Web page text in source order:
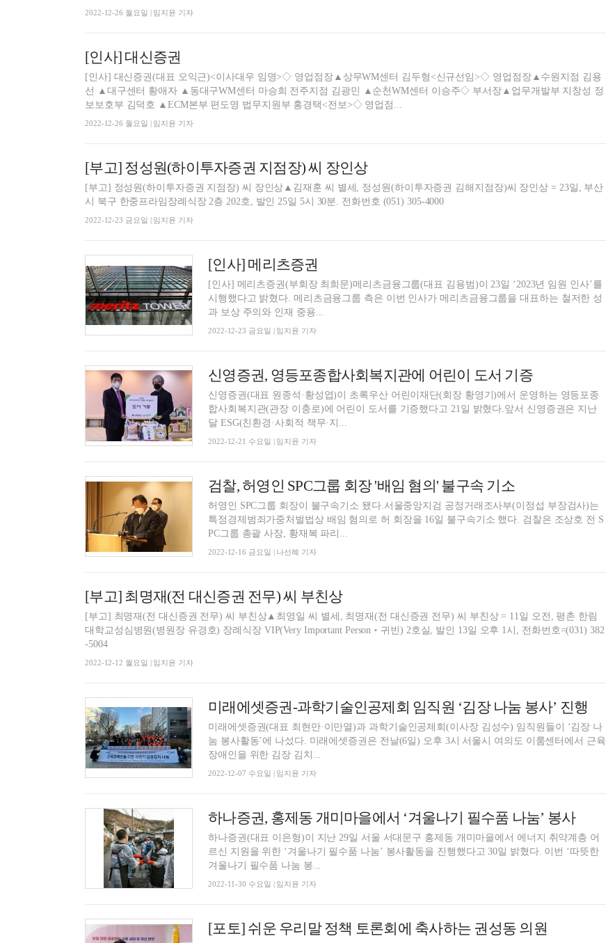
2022-12-26 월요일 | 임지윤 기자
[인사] 대신증권
[인사] 대신증권(대표 오익근)<이사대우 임명>◇ 영업점장▲상무WM센터 김두형<신규선임>◇ 영업점장▲수원지점 김용
선 ▲대구센터 황애자 ▲동대구WM센터 마승희 전주지점 김광민 ▲순천WM센터 이승주◇ 부서장▲업무개발부 지창성 정
보보호부 김덕호 ▲ECM본부 편도영 법무지원부 홍경택<전보>◇ 영업점...
2022-12-26 월요일 | 임지윤 기자
[부고] 정성원(하이투자증권 지점장) 씨 장인상
[부고] 정성원(하이투자증권 지점장) 씨 장인상▲김재훈 씨 별세, 정성원(하이투자증권 김해지점장)씨 장인상 = 23일, 부산
시 북구 한중프라임장례식장 2층 202호, 발인 25일 5시 30분. 전화번호 (051) 305-4000
2022-12-23 금요일 | 임지윤 기자
[인사] 메리츠증권
[인사] 메리츠증권(부회장 최희문)메리츠금융그룹(대표 김용범)이 23일 ‘2023년 임원 인사’를
시행했다고 밝혔다. 메리츠금융그룹 측은 이번 인사가 메리츠금융그룹을 대표하는 철저한 성
과 보상 주의와 인재 중용...
2022-12-23 금요일 | 임지윤 기자
신영증권, 영등포종합사회복지관에 어린이 도서 기증
신영증권(대표 원종석·황성엽)이 초록우산 어린이재단(회장 황영기)에서 운영하는 영등포종
합사회복지관(관장 이충로)에 어린이 도서를 기증했다고 21일 밝혔다.앞서 신영증권은 지난
달 ESG(친환경·사회적 책무·지...
2022-12-21 수요일 | 임지윤 기자
검찰, 허영인 SPC그룹 회장 '배임 혐의' 불구속 기소
허영인 SPC그룹 회장이 불구속기소 됐다.서울중앙지검 공정거래조사부(이정섭 부장검사)는
특정경제범죄가중처벌법상 배임 혐의로 허 회장을 16일 불구속기소 했다. 검찰은 조상호 전 S
PC그룹 총괄 사장, 황재복 파리...
2022-12-16 금요일 | 나선혜 기자
[부고] 최명재(전 대신증권 전무) 씨 부친상
[부고] 최명재(전 대신증권 전무) 씨 부친상▲최영일 씨 별세, 최명재(전 대신증권 전무) 씨 부친상 = 11일 오전, 평촌 한림
대학교성심병원(병원장 유경호) 장례식장 VIP(Very Important Person‧귀빈) 2호실, 발인 13일 오후 1시, 전화번호=(031) 382
-5004
2022-12-12 월요일 | 임지윤 기자
미래에셋증권-과학기술인공제회 임직원 ‘김장 나눔 봉사’ 진행
미래에셋증권(대표 최현만·이만열)과 과학기술인공제회(이사장 김성수) 임직원들이 ‘김장 나
눔 봉사활동’에 나섰다. 미래에셋증권은 전날(6일) 오후 3시 서울시 여의도 이룸센터에서 근육
장애인을 위한 김장 김치...
2022-12-07 수요일 | 임지윤 기자
하나증권, 홍제동 개미마을에서 ‘겨울나기 필수품 나눔’ 봉사
하나증권(대표 이은형)이 지난 29일 서울 서대문구 홍제동 개미마을에서 에너지 취약계층 어
르신 지원을 위한 ‘겨울나기 필수품 나눔’ 봉사활동을 진행했다고 30일 밝혔다. 이번 ‘따뜻한
겨울나기 필수품 나눔 봉...
2022-11-30 수요일 | 임지윤 기자
[포토] 쉬운 우리말 정책 토론회에 축사하는 권성동 의원